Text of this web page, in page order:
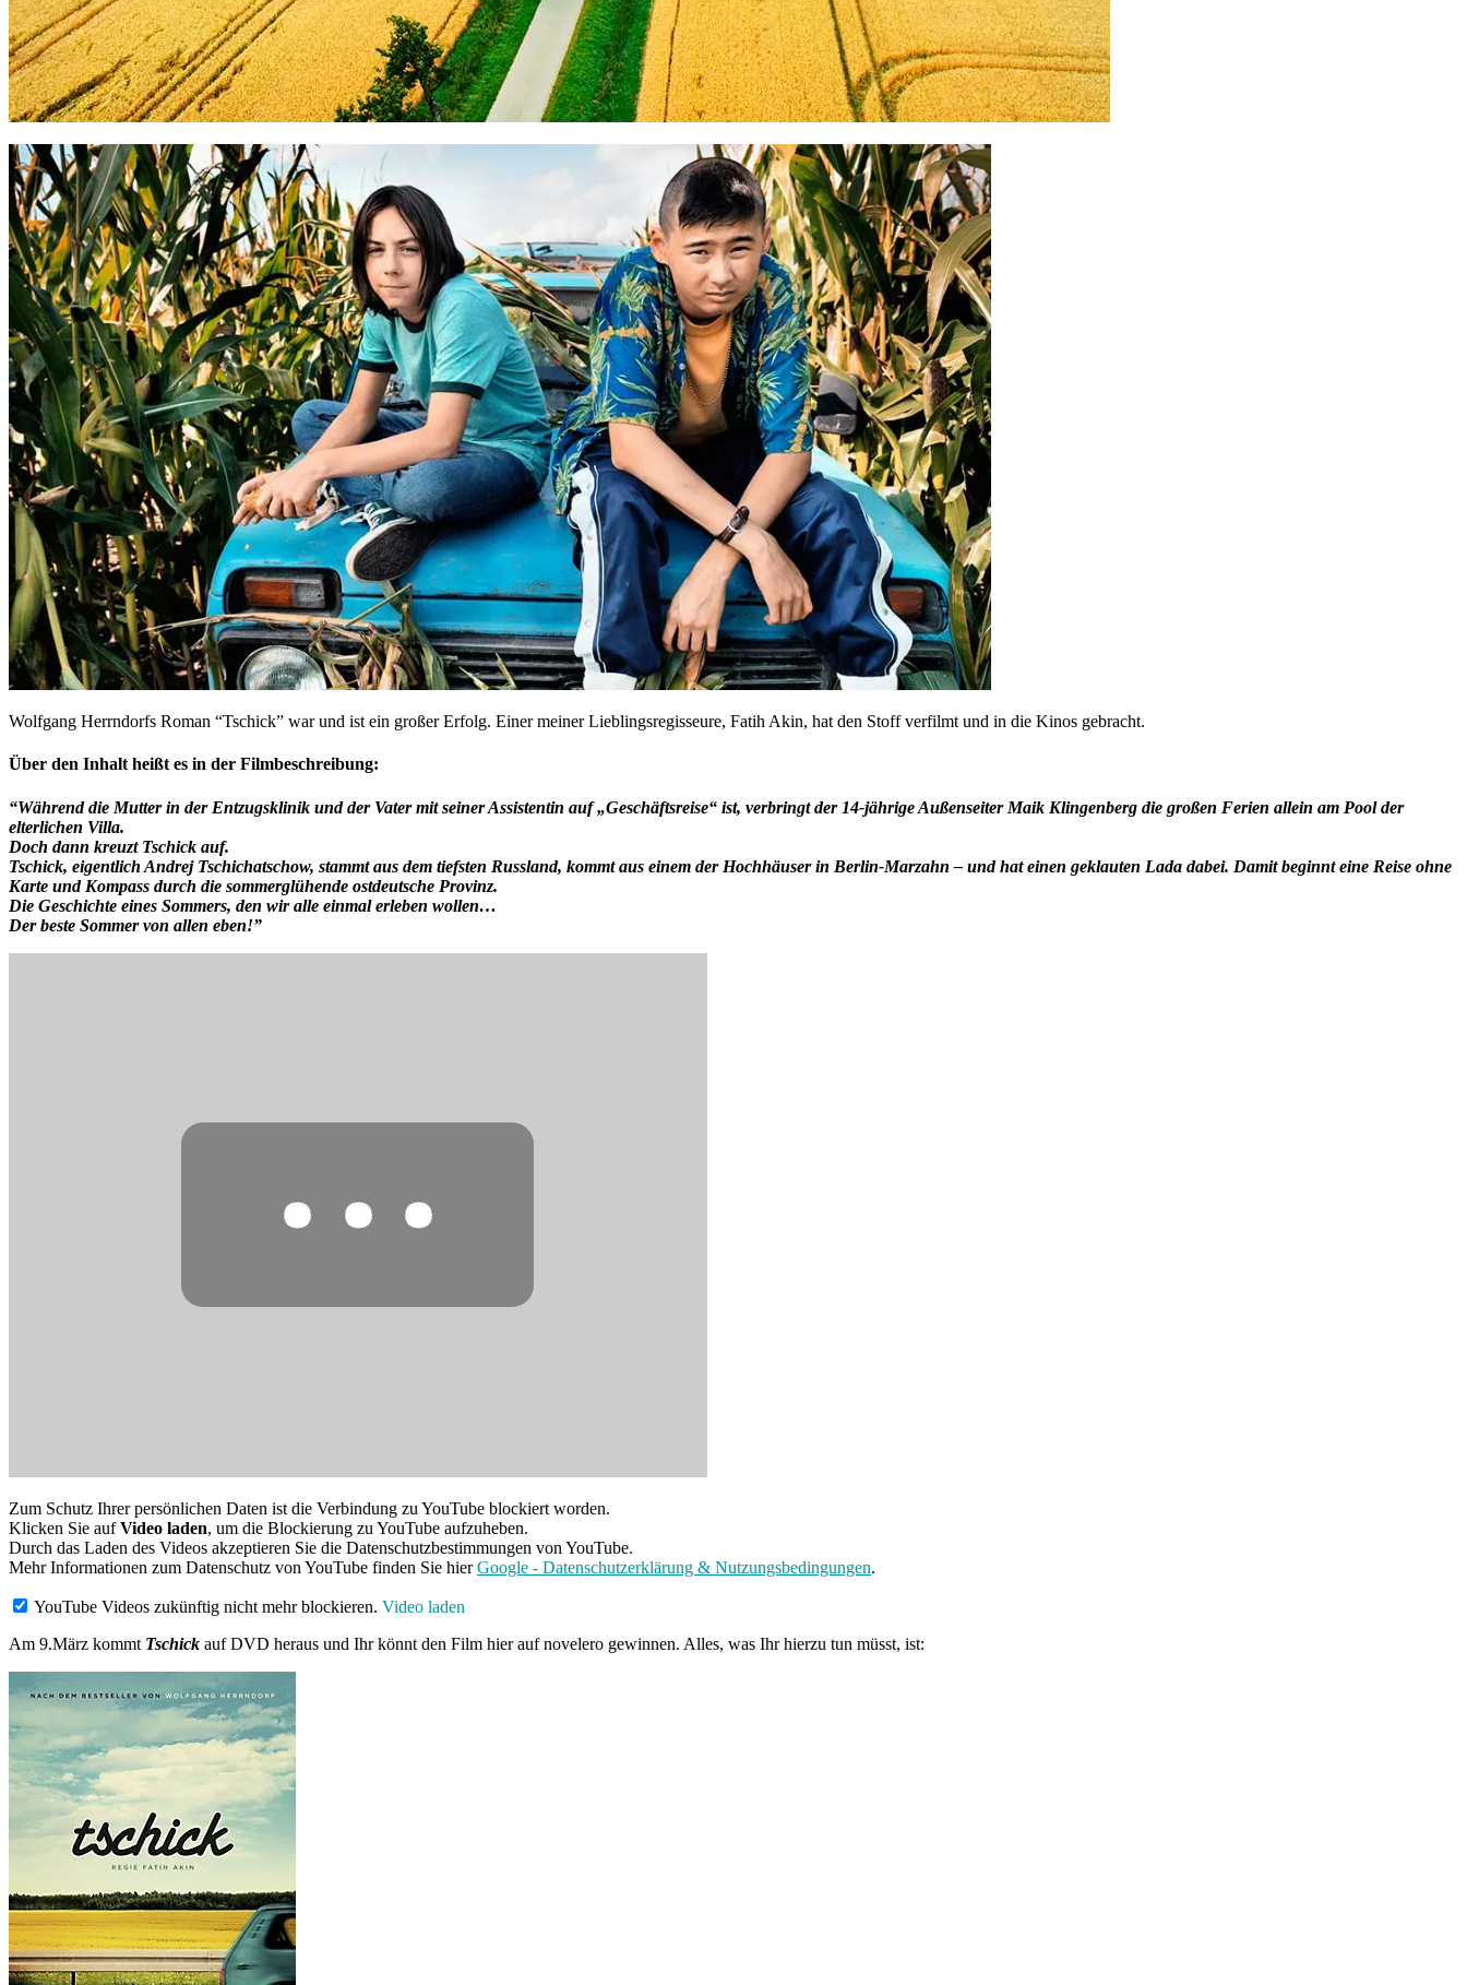
Wolfgang Herrndorfs Roman “Tschick” war und ist ein großer Erfolg. Einer meiner Lieblingsregisseure, Fatih Akin, hat den Stoff verfilmt und in die Kinos gebracht.
Über den Inhalt heißt es in der Filmbeschreibung:
“Während die Mutter in der Entzugsklinik und der Vater mit seiner Assistentin auf „Geschäftsreise“ ist, verbringt der 14-jährige Außenseiter Maik Klingenberg die großen Ferien allein am Pool der
elterlichen Villa.
Doch dann kreuzt Tschick auf.
Tschick, eigentlich Andrej Tschichatschow, stammt aus dem tiefsten Russland, kommt aus einem der Hochhäuser in Berlin-Marzahn – und hat einen geklauten Lada dabei. Damit beginnt eine Reise ohne
Karte und Kompass durch die sommerglühende ostdeutsche Provinz.
Die Geschichte eines Sommers, den wir alle einmal erleben wollen…
Der beste Sommer von allen eben!”
Zum Schutz Ihrer persönlichen Daten ist die Verbindung zu YouTube blockiert worden.
Klicken Sie aufVideo laden, um die Blockierung zu YouTube aufzuheben.
Durch das Laden des Videos akzeptieren Sie die Datenschutzbestimmungen von YouTube.
Mehr Informationen zum Datenschutz von YouTube finden Sie hierGoogle - Datenschutzerklärung & Nutzungsbedingungen.
YouTube Videos zukünftig nicht mehr blockieren. Video laden
Am 9.März kommt Tschick auf DVD heraus und Ihr könnt den Film hier auf novelero gewinnen. Alles, was Ihr hierzu tun müsst, ist: